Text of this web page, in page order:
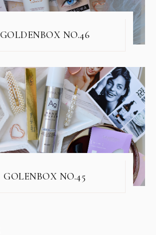
GOLDENBOX NO.46
GOLENBOX NO.45